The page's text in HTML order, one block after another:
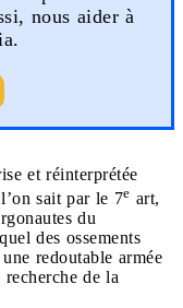
nous aider à
et réinterprétée
sait par le 7e art,
du
des ossements
redoutable armée
recherche de la